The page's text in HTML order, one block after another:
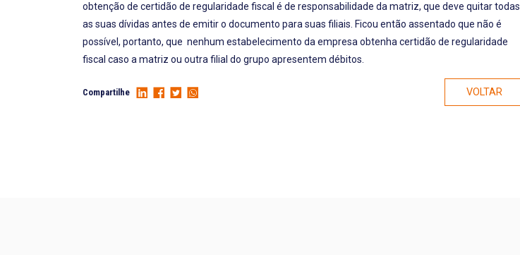
obtenção de certidão de regularidade fiscal é de responsabilidade da matriz, que deve quitar todas
as suas dívidas antes de emitir o documento para suas filiais. Ficou então assentado que não é
possível, portanto, que nenhum estabelecimento da empresa obtenha certidão de regularidade
fiscal caso a matriz ou outra filial do grupo apresentem débitos.
Compartilhe VOLTAR